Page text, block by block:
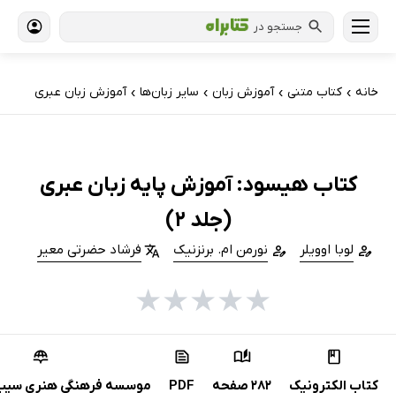
جستجو در
خانه › کتاب‌ متنی › آموزش زبان › سایر زبان‌ها › آموزش زبان عبری
کتاب هیسود: آموزش پایه زبان عبری
(جلد 2)
لوبا اوویلر نورمن ام. برنزنیک فرشاد حضرتی معیر
★
★
★
★
★
کتاب الکترونیک 282 صفحه PDF موسسه فرهنگی هنری